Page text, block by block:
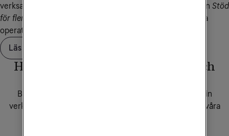
verksamhets förutsättningar. När du väljer tilläggstjänsten Stöd
för flera operatörer
ingår även täckning för andra svenska
operatörer i tjänsten.
Läs mer om Täckningsförstärkning
Har du frågor om våra tjänster och
Behöver du rådgivning för att hitta rätt lösning för din
verksamhet? Boka tid för möte med säljare i någon av våra